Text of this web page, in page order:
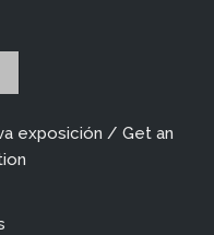
exposición / Get an